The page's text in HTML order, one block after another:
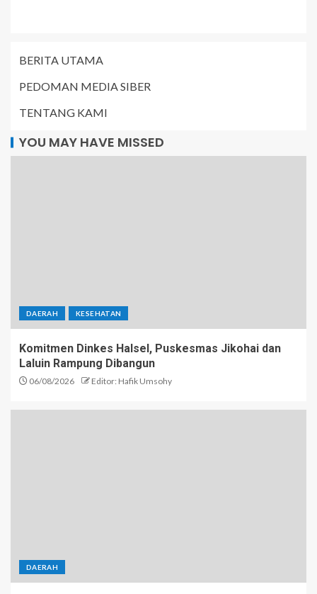
BERITA UTAMA
PEDOMAN MEDIA SIBER
TENTANG KAMI
YOU MAY HAVE MISSED
DAERAH KESEHATAN
Komitmen Dinkes Halsel, Puskesmas Jikohai dan
Laluin Rampung Dibangun
06/08/2026 Editor: Hafik Umsohy
DAERAH